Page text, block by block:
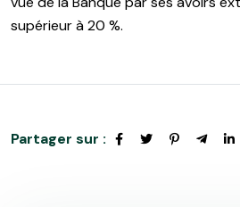
supérieur à 20 %.
Partager sur :